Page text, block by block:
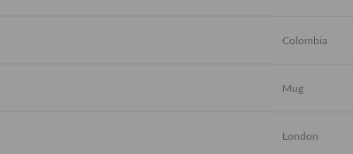
Colombia
Mug
London